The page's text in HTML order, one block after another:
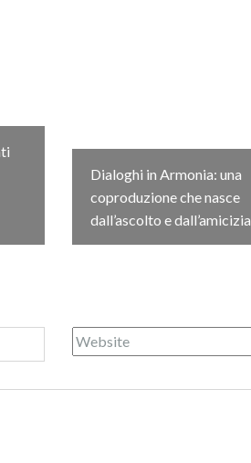
Dialoghi in Armonia: una
coproduzione che nasce
dall’ascolto e dall’amicizia